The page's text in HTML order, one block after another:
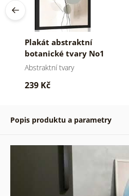
Plakát abstraktní
botanické tvary No1
Abstraktní tvary
239 Kč
Popis produktu a parametry